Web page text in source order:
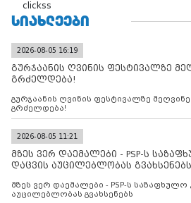
clickss
ᲡᲘᲐᲮᲚᲔᲔᲑᲘ
2026-08-05 16:19
გურჯაანის ღვინის ფესტივალზე
გრძელდება!
გურჯაანის ღვინის ფესტივალზე
გრძელდება!
2026-08-05 11:21
მზეს ვერ დაემალები - PSP-ს
დაცვის აუცილებლობას გვახსენებს
მზეს ვერ დაემალები - PSP-ს საზაფხულო
აუცილებლობას გვახსენებს